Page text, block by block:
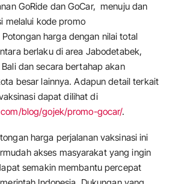
GoRide dan GoCar, menuju dan
melalui kode promo
Potongan harga dengan nilai total
berlaku di area Jabodetabek,
dan secara bertahap akan
besar lainnya. Adapun detail terkait
dapat dilihat di
blog/gojek/promo-gocar/.
harga perjalanan vaksinasi ini
akses masyarakat yang ingin
semakin membantu percepat